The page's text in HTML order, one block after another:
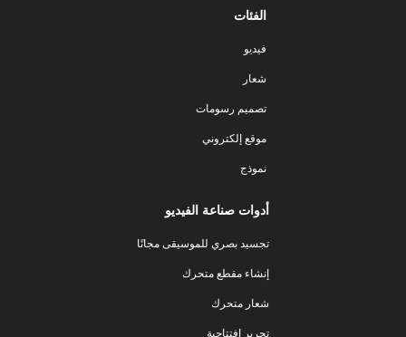
الفئات
فيديو
شعار
تصميم رسومات
موقع إلكتروني
نموذج
أدوات صناعة الفيديو
تجسيد بصري للموسيقى مجانًا
إنشاء مقطع متحرك
شعار متحرك
تحرير افتتاحية